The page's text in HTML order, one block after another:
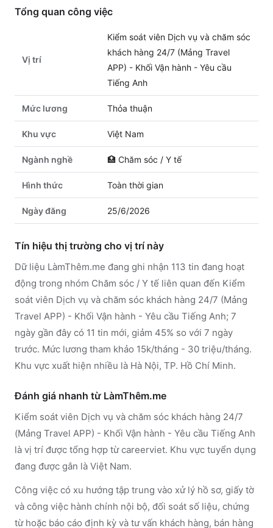
Tổng quan công việc
Vị trí
Kiểm soát viên Dịch vụ và chăm sóc
khách hàng 24/7 (Mảng Travel
APP) - Khối Vận hành - Yêu cầu
Tiếng Anh
Mức lương Thỏa thuận
Khu vực Việt Nam
Ngành nghề 🏥 Chăm sóc / Y tế
Hình thức Toàn thời gian
Ngày đăng 25/6/2026
Tín hiệu thị trường cho vị trí này
Dữ liệu LàmThêm.me đang ghi nhận 113 tin đang hoạt
động trong nhóm Chăm sóc / Y tế liên quan đến Kiểm
soát viên Dịch vụ và chăm sóc khách hàng 24/7 (Mảng
Travel APP) - Khối Vận hành - Yêu cầu Tiếng Anh; 7
ngày gần đây có 11 tin mới, giảm 45% so với 7 ngày
trước. Mức lương tham khảo 15k/tháng - 30 triệu/tháng.
Khu vực xuất hiện nhiều là Hà Nội, TP. Hồ Chí Minh.
Đánh giá nhanh từ LàmThêm.me
Kiểm soát viên Dịch vụ và chăm sóc khách hàng 24/7
(Mảng Travel APP) - Khối Vận hành - Yêu cầu Tiếng Anh
là vị trí được tổng hợp từ careerviet. Khu vực tuyển dụng
đang được gắn là Việt Nam.
Công việc có xu hướng tập trung vào xử lý hồ sơ, giấy tờ
và công việc hành chính nội bộ, đối soát số liệu, chứng
từ hoặc báo cáo định kỳ và tư vấn khách hàng, bán hàng